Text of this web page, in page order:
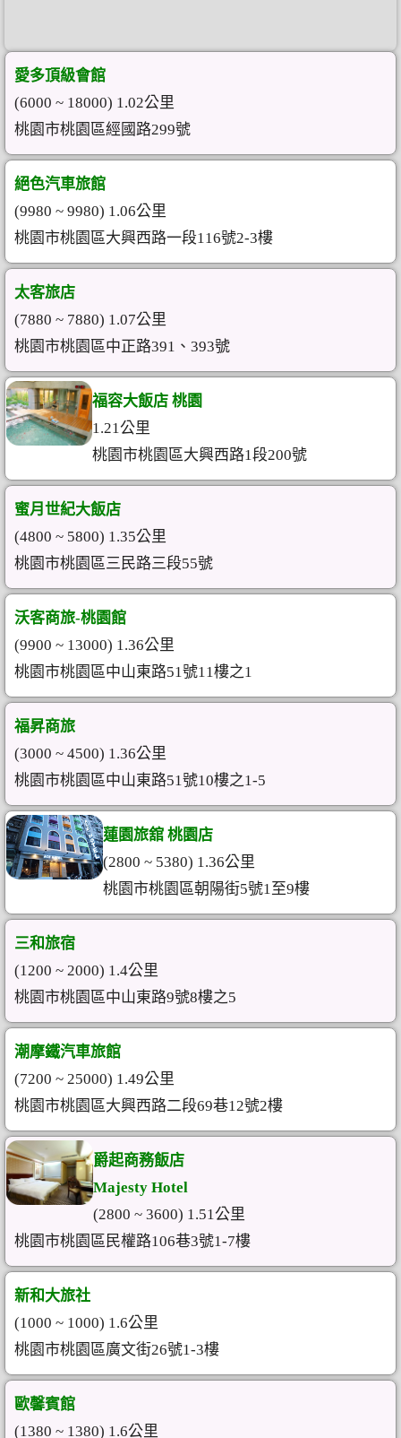
愛多頂級會館
(6000 ~ 18000) 1.02公里
桃園市桃園區經國路299號
絕色汽車旅館
(9980 ~ 9980) 1.06公里
桃園市桃園區大興西路一段116號2-3樓
太客旅店
(7880 ~ 7880) 1.07公里
桃園市桃園區中正路391、393號
福容大飯店 桃園
1.21公里
桃園市桃園區大興西路1段200號
蜜月世紀大飯店
(4800 ~ 5800) 1.35公里
桃園市桃園區三民路三段55號
沃客商旅-桃園館
(9900 ~ 13000) 1.36公里
桃園市桃園區中山東路51號11樓之1
福昇商旅
(3000 ~ 4500) 1.36公里
桃園市桃園區中山東路51號10樓之1-5
蓮園旅舘 桃園店
(2800 ~ 5380) 1.36公里
桃園市桃園區朝陽街5號1至9樓
三和旅宿
(1200 ~ 2000) 1.4公里
桃園市桃園區中山東路9號8樓之5
潮摩鐵汽車旅館
(7200 ~ 25000) 1.49公里
桃園市桃園區大興西路二段69巷12號2樓
爵起商務飯店
Majesty Hotel
(2800 ~ 3600) 1.51公里
桃園市桃園區民權路106巷3號1-7樓
新和大旅社
(1000 ~ 1000) 1.6公里
桃園市桃園區廣文街26號1-3樓
歐馨賓館
(1380 ~ 1380) 1.6公里